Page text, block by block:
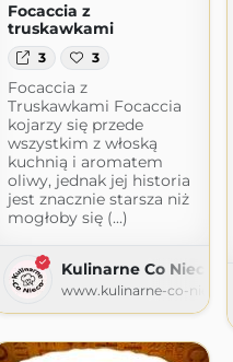
Focaccia z
truskawkami
3 3
Focaccia z
Truskawkami Focaccia
kojarzy się przede
wszystkim z włoską
kuchnią i aromatem
oliwy, jednak jej historia
jest znacznie starsza niż
mogłoby się (...)
Kulinarne Co Nieco
www.kulinarne-co-nieco.pl